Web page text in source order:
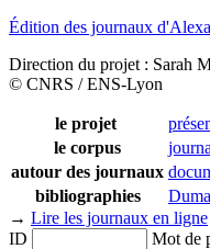
Édition des journaux
Direction du projet : Sarah
© CNRS / ENS-Lyon
le projet
le corpus
autour des journaux
bibliographies
→ Lire les journaux en ligne
ID
Mot de